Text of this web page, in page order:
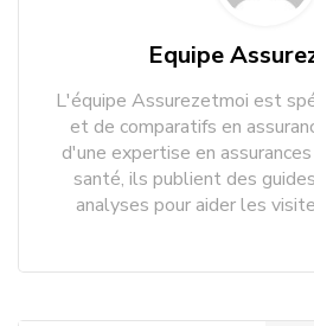
Equipe
L'équipe Assurezetmoi est
et de comparatifs en
d'une expertise en
santé, ils publient des
analyses pour aider les